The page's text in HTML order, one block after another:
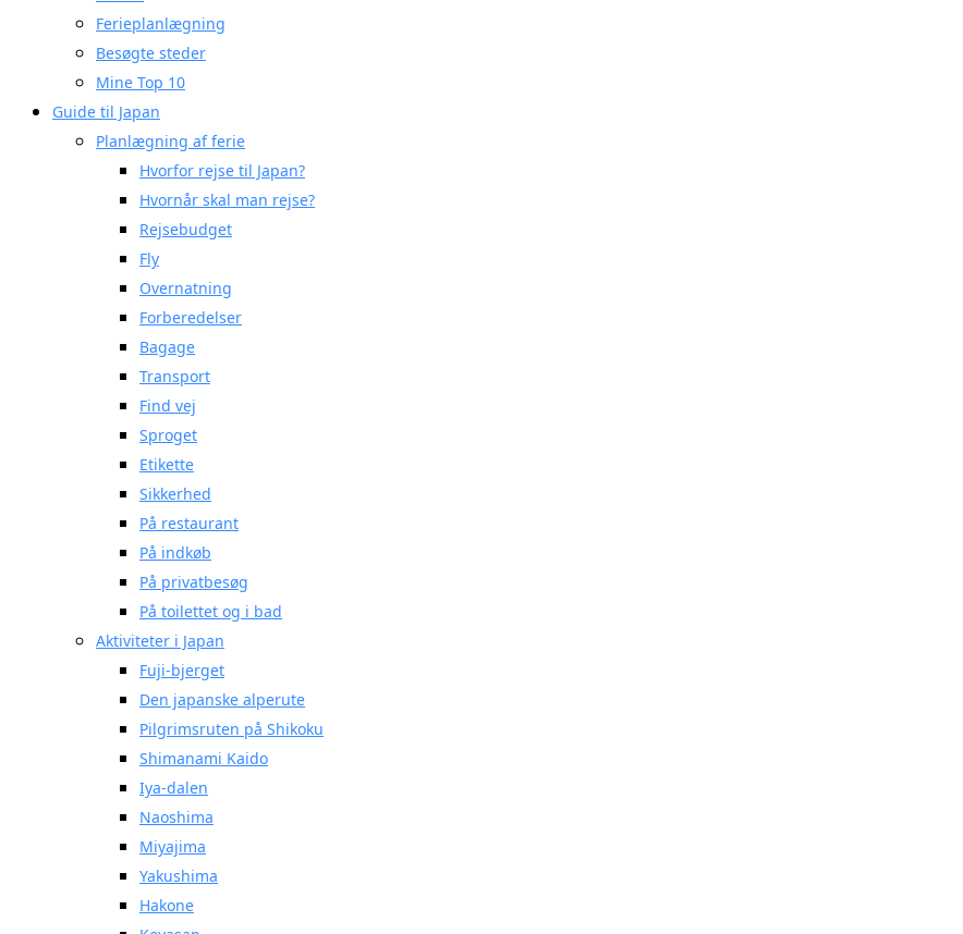
Ferieplanlægning
Besøgte steder
Mine Top 10
Guide til Japan
Planlægning af ferie
Hvorfor rejse til Japan?
Hvornår skal man rejse?
Rejsebudget
Fly
Overnatning
Forberedelser
Bagage
Transport
Find vej
Sproget
Etikette
Sikkerhed
På restaurant
På indkøb
På privatbesøg
På toilettet og i bad
Aktiviteter i Japan
Fuji-bjerget
Den japanske alperute
Pilgrimsruten på Shikoku
Shimanami Kaido
Iya-dalen
Naoshima
Miyajima
Yakushima
Hakone